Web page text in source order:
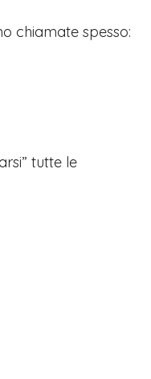
chiamate spesso:
tutte le